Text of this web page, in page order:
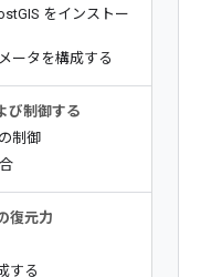
GIS をインストー
ータを構成する
び制御する
制御
復元力
する